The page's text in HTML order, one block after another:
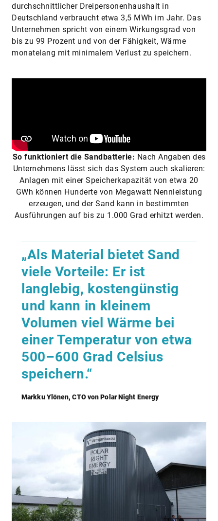
durchschnittlicher Dreipersonenhaushalt in
Deutschland verbraucht etwa 3,5 MWh im Jahr. Das
Unternehmen spricht von einem Wirkungsgrad von
bis zu 99 Prozent und von der Fähigkeit, Wärme
monatelang mit minimalem Verlust zu speichern.
So funktioniert die Sandbatterie: Nach Angaben des
Unternehmens lässt sich das System auch skalieren:
Anlagen mit einer Speicherkapazität von etwa 20
GWh können Hunderte von Megawatt Nennleistung
erzeugen, und der Sand kann in bestimmten
Ausführungen auf bis zu 1.000 Grad erhitzt werden.
„Als Material bietet Sand
viele Vorteile: Er ist
langlebig, kostengünstig
und kann in kleinem
Volumen viel Wärme bei
einer Temperatur von etwa
500–600 Grad Celsius
speichern.“
Markku Ylönen, CTO von Polar Night Energy